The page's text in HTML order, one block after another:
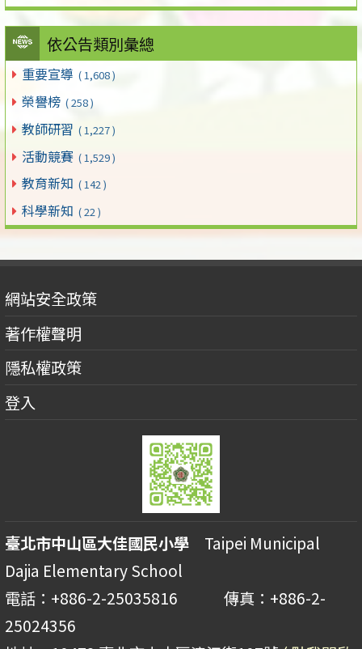
依公告類別彙總
重要宣導 ( 1,608 )
榮譽榜 ( 258 )
教師研習 ( 1,227 )
活動競賽 ( 1,529 )
教育新知 ( 142 )
科學新知 ( 22 )
網站安全政策
著作權聲明
隱私權政策
登入
臺北市中山區大佳國民小學 Taipei Municipal
Dajia Elementary School
電話：+886-2-25035816 傳真：+886-2-
25024356